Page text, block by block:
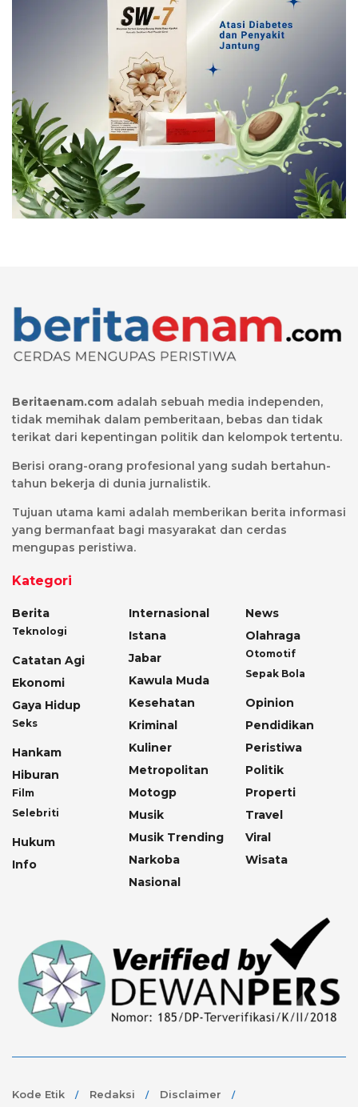
Beritaenam.com adalah sebuah media independen,
tidak memihak dalam pemberitaan, bebas dan tidak
terikat dari kepentingan politik dan kelompok tertentu.
Berisi orang-orang profesional yang sudah bertahun-
tahun bekerja di dunia jurnalistik.
Tujuan utama kami adalah memberikan berita informasi
yang bermanfaat bagi masyarakat dan cerdas
mengupas peristiwa.
Kategori
Berita
Teknologi
Catatan Agi
Ekonomi
Gaya Hidup
Seks
Hankam
Hiburan
Film
Selebriti
Hukum
Info
Internasional
Istana
Jabar
Kawula Muda
Kesehatan
Kriminal
Kuliner
Metropolitan
Motogp
Musik
Musik Trending
Narkoba
Nasional
News
Olahraga
Otomotif
Sepak Bola
Opinion
Pendidikan
Peristiwa
Politik
Properti
Travel
Viral
Wisata
Kode Etik Redaksi
Disclaimer